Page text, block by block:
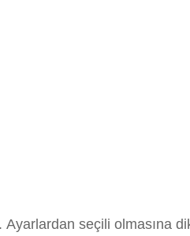
Ayarlardan seçili olmasına